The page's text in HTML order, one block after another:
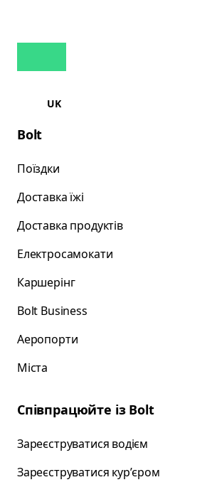
UK
Bolt
Поїздки
Доставка їжі
Доставка продуктів
Електросамокати
Каршерінг
Bolt Business
Аеропорти
Міста
Співпрацюйте із Bolt
Зареєструватися водієм
Зареєструватися курʼєром